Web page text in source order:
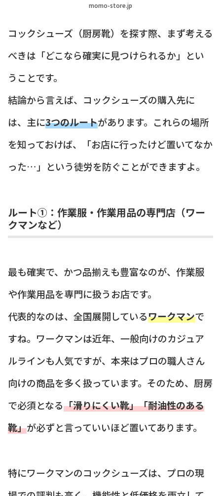
momo-store.jp
コックシューズ（厨房靴）を探す際、まず考える
べきは「どこなら確実に見つけられるか」とい
うことです。
結論から言えば、コックシューズの購入先に
は、主に3つのルートがあります。これらの場所
を知っておけば、「お店に行ったけど置いてなか
った…」という徒労を防ぐことができますよ。
ルート①：作業服・作業用品の専門店（ワー
クマンなど）
最も確実で、かつ品揃えも豊富なのが、作業服
や作業用品を専門に扱うお店です。
代表的なのは、全国展開しているワークマンで
すね。ワークマンは近年、一般向けのカジュア
ルラインも人気ですが、本来はプロの職人さん
向けの商品を多く扱っています。そのため、厨房
で必須となる「滑りにくい靴」「耐油性のある
靴」が必ずと言っていいほど置いてあります。
特にワークマンのコックシューズは、プロの現